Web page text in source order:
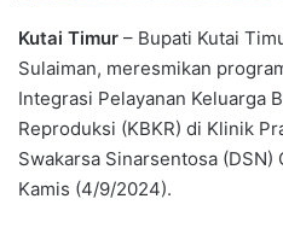
Kutai Timur – Bupati Kutai
Sulaiman, meresmikan
Integrasi Pelayanan Keluarga
Reproduksi (KBKR) di Klinik
Swakarsa Sinarsentosa (DSN)
Kamis (4/9/2024).